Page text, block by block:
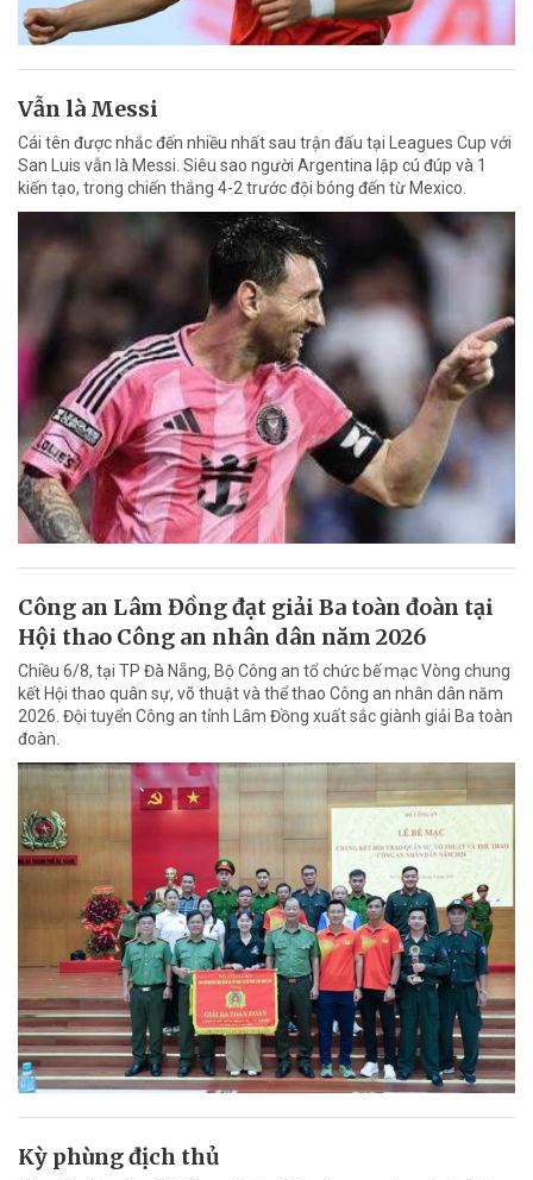
Vẫn là Messi
Cái tên được nhắc đến nhiều nhất sau trận đấu tại Leagues Cup với
San Luis vẫn là Messi. Siêu sao người Argentina lập cú đúp và 1
kiến tạo, trong chiến thắng 4-2 trước đội bóng đến từ Mexico.
Công an Lâm Đồng đạt giải Ba toàn đoàn tại
Hội thao Công an nhân dân năm 2026
Chiều 6/8, tại TP Đà Nẵng, Bộ Công an tổ chức bế mạc Vòng chung
kết Hội thao quân sự, võ thuật và thể thao Công an nhân dân năm
2026. Đội tuyển Công an tỉnh Lâm Đồng xuất sắc giành giải Ba toàn
đoàn.
Kỳ phùng địch thủ